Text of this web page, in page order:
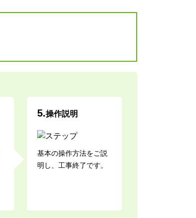
5.操作説明
基本の操作方法をご説
明し、工事終了です。